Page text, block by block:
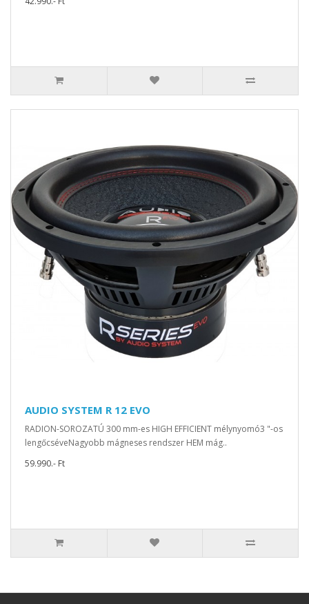
AUDIO SYSTEM R 12 EVO
RADION-SOROZATÚ 300 mm-es HIGH EFFICIENT mélynyomó3 "-os
lengőcséveNagyobb mágneses rendszer HEM mág..
59.990.- Ft